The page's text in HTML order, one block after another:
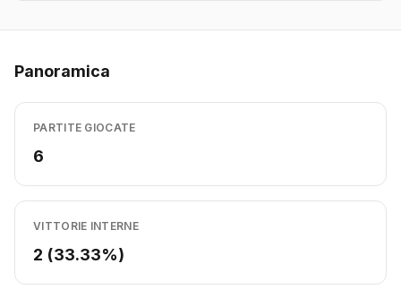
Panoramica
PARTITE GIOCATE
6
VITTORIE INTERNE
2 (33.33%)